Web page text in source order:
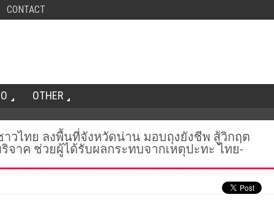
CONTACT
OTHER
าวไทย ลงพื้นที่จังหวัดน่าน มอบถุงยังชีพ สู้วิกฤต
จาค ช่วยผู้ได้รับผลกระทบจากเหตุปะทะ ไทย-